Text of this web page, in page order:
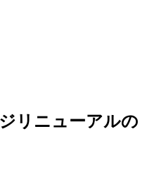
リニューアルの